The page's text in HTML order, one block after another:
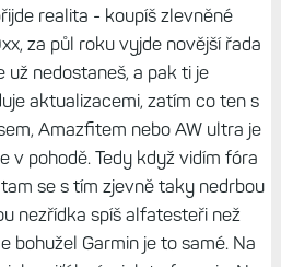
realita - koupíš zlevněné
za půl roku vyjde novější řada
už nedostaneš, a pak ti je
aktualizacemi, zatím co ten s
Amazfitem nebo AW ultra je
v pohodě. Tedy když vidím fóra
se s tím zjevně taky nedrbou
nezřídka spíš alfatesteři než
bohužel Garmin je to samé. Na